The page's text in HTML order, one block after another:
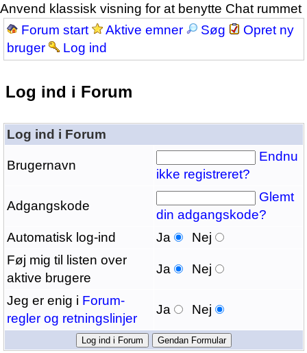
Anvend klassisk visning for at benytte Chat rummet
Forum start
Aktive emner Søg
Opret ny
bruger
Log ind
Log ind i Forum
Log ind i Forum
Brugernavn
Endnu
ikke registreret?
Adgangskode
Glemt
din adgangskode?
Automatisk log-ind
Ja
Nej
Føj mig til listen over
aktive brugere
Ja Nej
Jeg er enig i Forum-
regler og retningslinjer
Ja Nej